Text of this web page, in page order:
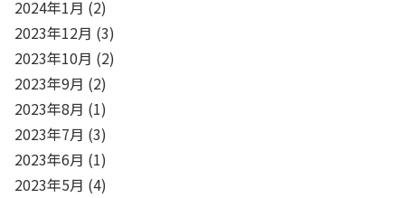
2024年1月 (2)
2023年12月 (3)
2023年10月 (2)
2023年9月 (2)
2023年8月 (1)
2023年7月 (3)
2023年6月 (1)
2023年5月 (4)